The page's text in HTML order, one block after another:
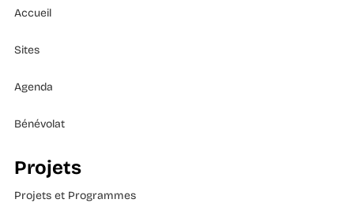
Accueil
Sites
Agenda
Bénévolat
Projets
Projets et Programmes